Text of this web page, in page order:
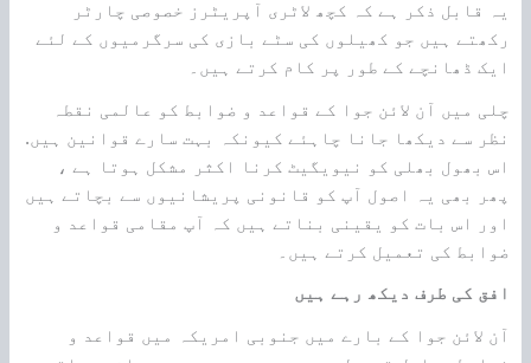
یہ قابل ذکر ہے کہ کچھ لاٹری آپریٹرز خصوصی چارٹر
رکھتے ہیں جو کھیلوں کی سٹے بازی کی سرگرمیوں کے لئے
ایک ڈھانچے کے طور پر کام کرتے ہیں۔
چلی میں آن لائن جوا کے قواعد و ضوابط کو عالمی نقطہ
نظر سے دیکھا جانا چاہئے کیونکہ بہت سارے قوانین ہیں.
اس بھول بھلی کو نیویگیٹ کرنا اکثر مشکل ہوتا ہے ،
پھر بھی یہ اصول آپ کو قانونی پریشانیوں سے بچاتے ہیں
اور اس بات کو یقینی بناتے ہیں کہ آپ مقامی قواعد و
ضوابط کی تعمیل کرتے ہیں۔
افق کی طرف دیکھ رہے ہیں
آن لائن جوا کے بارے میں جنوبی امریکہ میں قواعد و